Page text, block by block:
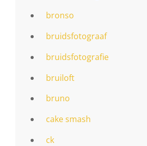
bronso
bruidsfotograaf
bruidsfotografie
bruiloft
bruno
cake smash
ck